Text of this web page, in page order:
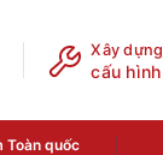
Xây dựng
cấu hình
Toàn quốc